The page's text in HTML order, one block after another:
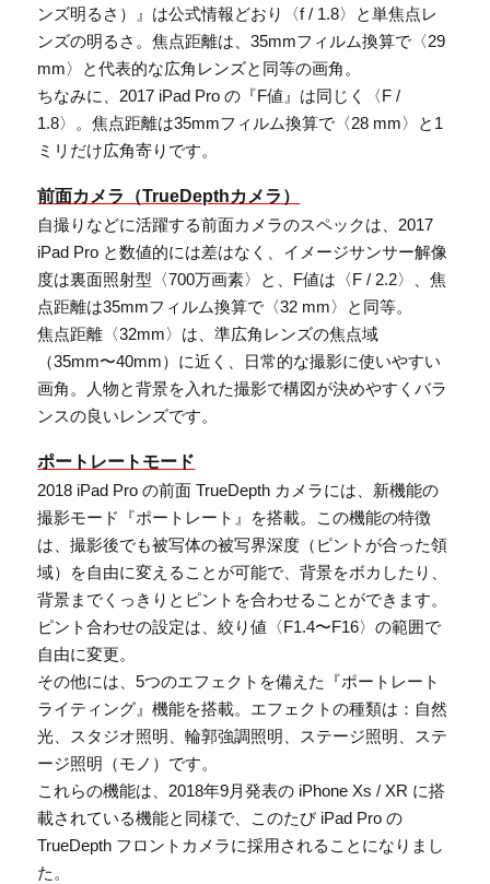
ンズ明るさ）』は公式情報どおり〈f / 1.8〉と単焦点レ
ンズの明るさ。焦点距離は、35mmフィルム換算で〈29
mm〉と代表的な広角レンズと同等の画角。
ちなみに、2017 iPad Pro の『F値』は同じく〈F /
1.8〉。焦点距離は35mmフィルム換算で〈28 mm〉と1
ミリだけ広角寄りです。
前面カメラ（TrueDepthカメラ）
自撮りなどに活躍する前面カメラのスペックは、2017
iPad Pro と数値的には差はなく、イメージサンサー解像
度は裏面照射型〈700万画素〉と、F値は〈F / 2.2〉、焦
点距離は35mmフィルム換算で〈32 mm〉と同等。
焦点距離〈32mm〉は、準広角レンズの焦点域
（35mm〜40mm）に近く、日常的な撮影に使いやすい
画角。人物と背景を入れた撮影で構図が決めやすくバラ
ンスの良いレンズです。
ポートレートモード
2018 iPad Pro の前面 TrueDepth カメラには、新機能の
撮影モード『ポートレート』を搭載。この機能の特徴
は、撮影後でも被写体の被写界深度（ピントが合った領
域）を自由に変えることが可能で、背景をボカしたり、
背景までくっきりとピントを合わせることができます。
ピント合わせの設定は、絞り値〈F1.4〜F16〉の範囲で
自由に変更。
その他には、5つのエフェクトを備えた『ポートレート
ライティング』機能を搭載。エフェクトの種類は：自然
光、スタジオ照明、輪郭強調照明、ステージ照明、ステ
ージ照明（モノ）です。
これらの機能は、2018年9月発表の iPhone Xs / XR に搭
載されている機能と同様で、このたび iPad Pro の
TrueDepth フロントカメラに採用されることになりまし
た。